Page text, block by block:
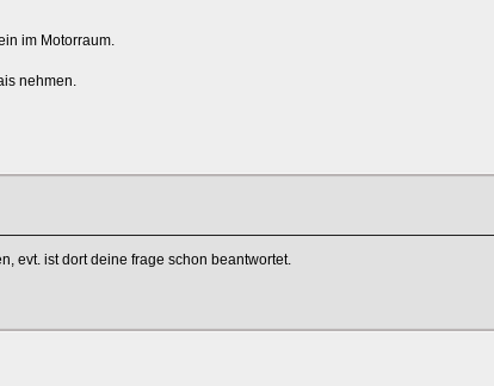
im Motorraum.
nehmen.
evt. ist dort deine frage schon beantwortet.